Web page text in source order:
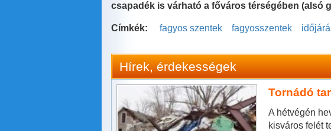
csapadék is várható a főváros térségében (alsó
Címkék: fagyos szentek fagyosszentek
Hírek, érdekességek
Tornádó
A hétvégén
kisváros felét